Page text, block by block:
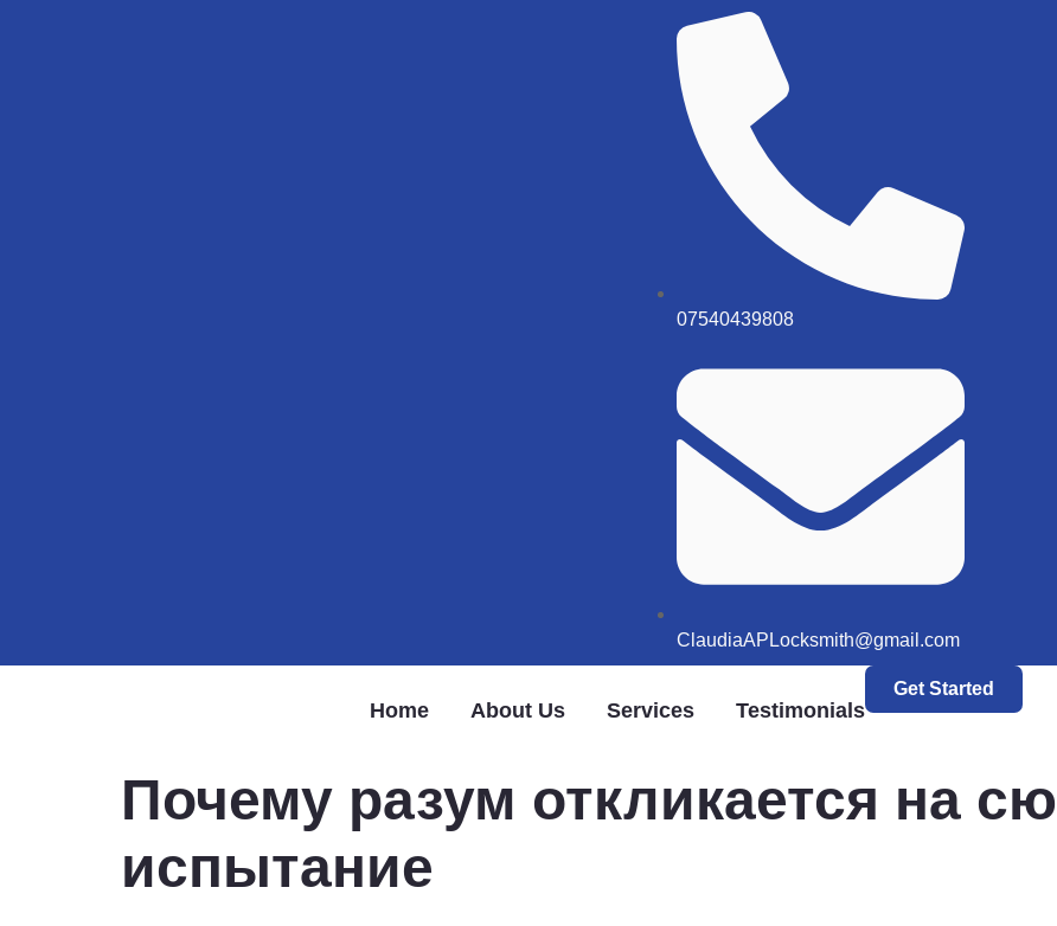
07540439808
ClaudiaAPLocksmith@gmail.com
Home About Us Services Testimonials
Get Started
Почему разум откликается на
испытание